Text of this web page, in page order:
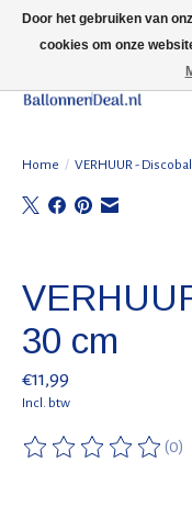
Wij zijn gesloten t/m 3 augustus
Home / VERHUUR -
30 cm
€11,99
Incl. btw
De beoordeling van dit
(0)
Door het gebruiken van
cookies om onze